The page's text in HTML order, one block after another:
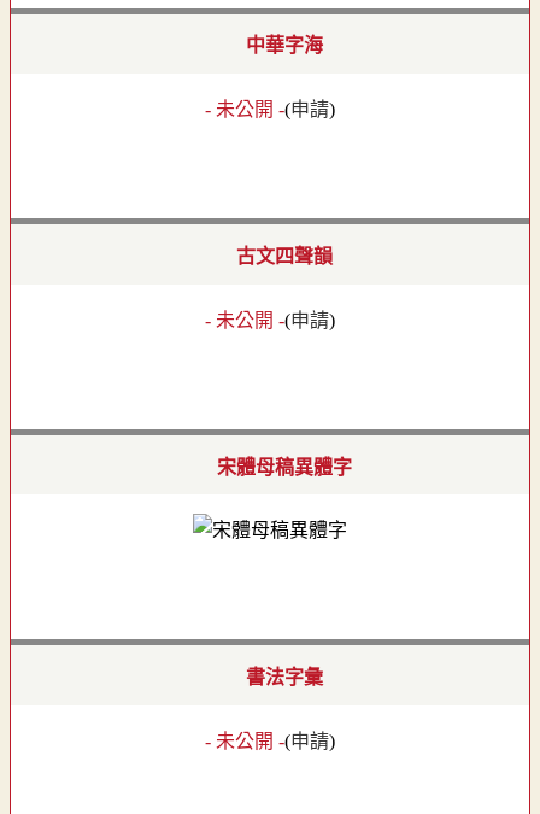
中華字海
- 未公開 -(申請)
古文四聲韻
- 未公開 -(申請)
宋體母稿異體字
書法字彙
- 未公開 -(申請)